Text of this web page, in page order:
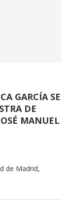
GARCÍA SE
DE
MANUEL
de Madrid,